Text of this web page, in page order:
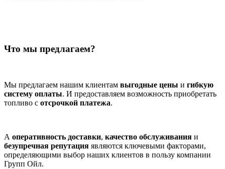
Что мы предлагаем?
Мы предлагаем нашим клиентам выгодные цены и гибкую
систему оплаты. И предоставляем возможность приобретать
топливо с отсрочкой платежа.
А оперативность доставки, качество обслуживания и
безупречная репутация являются ключевыми факторами,
определяющими выбор наших клиентов в пользу компании
Групп Ойл.